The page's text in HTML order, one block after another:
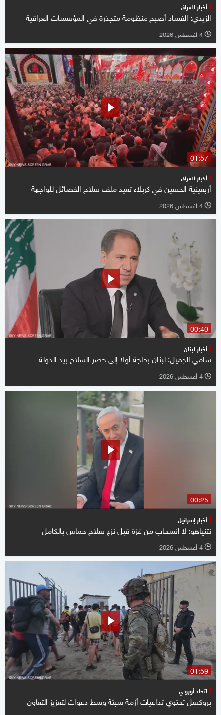
أخبار العراق
الزيدي: الفساد أصبح منظومة متجذرة في المؤسسات العراقية
l 4 أغسطس 2026
01:57
أخبار العراق
أربعينية الحسين في كربلاء تعيد ملف سلاح الفصائل للواجهة
l 4 أغسطس 2026
00:40
أخبار لبنان
سامي الجميل: لبنان بحاجة أولا إلى حصر السلاح بيد الدولة
l 4 أغسطس 2026
00:25
أخبار إسرائيل
نتنياهو: لا انسحاب من غزة قبل نزع سلاح حماس بالكامل
l 4 أغسطس 2026
01:59
اتحاد أوروبي
بروكسل تحتوي تداعيات أزمة سبتة وسط دعوات لتعزيز التعاون